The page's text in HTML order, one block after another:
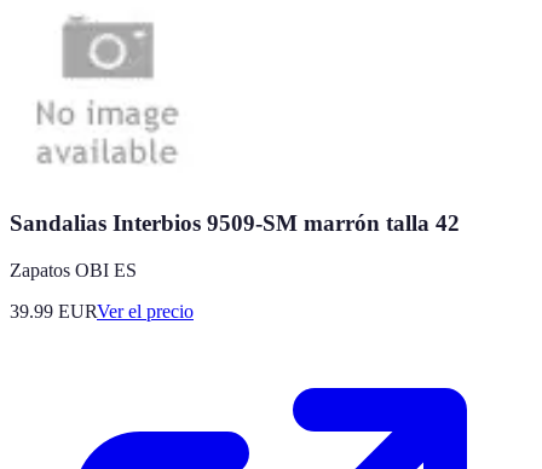
Sandalias Interbios 9509-SM marrón talla 42
Zapatos OBI ES
39.99 EURVer el precio